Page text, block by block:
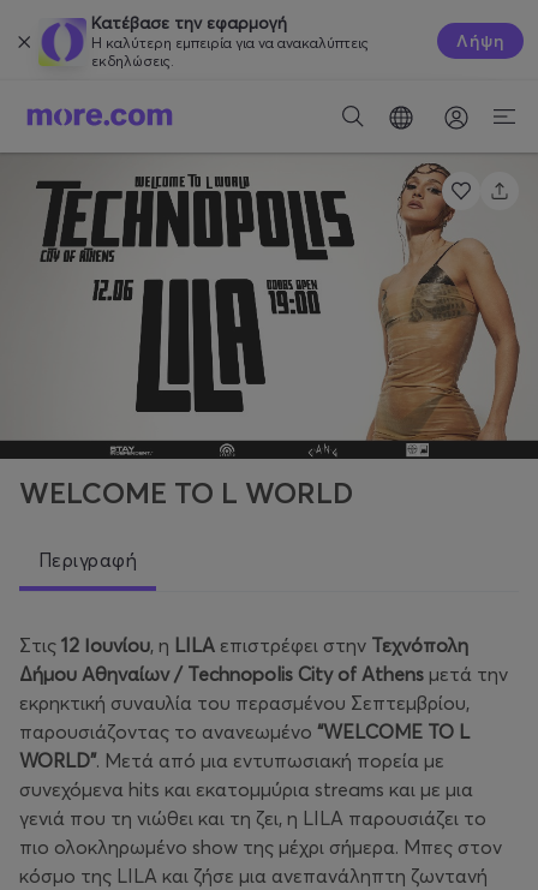
Κατέβασε την εφαρμογή
Η καλύτερη εμπειρία για να ανακαλύπτεις
εκδηλώσεις.
Λήψη
WELCOME TO L WORLD
Περιγραφή
Στις 12 Ιουνίου, η LILA επιστρέφει στην Τεχνόπολη
Δήμου Αθηναίων / Technopolis City of Athens μετά την
εκρηκτική συναυλία του περασμένου Σεπτεμβρίου,
παρουσιάζοντας το ανανεωμένο “WELCOME TO L
WORLD”. Μετά από μια εντυπωσιακή πορεία με
συνεχόμενα hits και εκατομμύρια streams και με μια
γενιά που τη νιώθει και τη ζει, η LILA παρουσιάζει το
πιο ολοκληρωμένο show της μέχρι σήμερα. Μπες στον
κόσμο της LILA και ζήσε μια ανεπανάληπτη ζωντανή